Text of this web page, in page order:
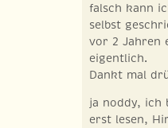
falsch kann
selbst
vor 2 Jahren
eigentlich.
Dankt mal
ja noddy, ich
erst lesen,